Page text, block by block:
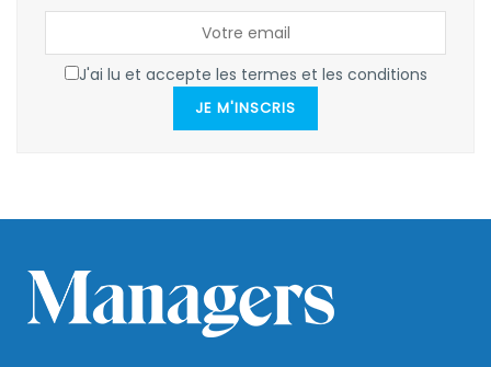
J'ai lu et accepte les termes et les conditions
JE M'INSCRIS